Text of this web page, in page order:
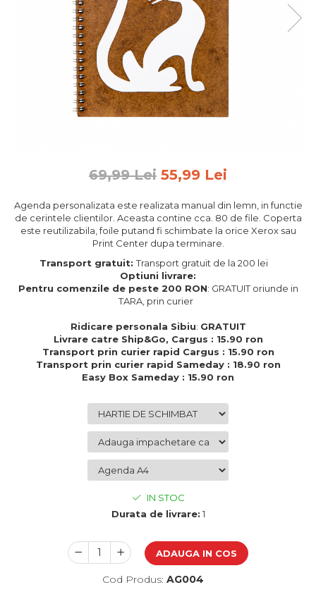
Tablouri personalizate
Diplome si Plachete
Rame foto din lemn
Camion din lemn
Aromaterapie
Papioane din lemn
Decoratiuni pentru casa
Genti si portofele barbati din
Cadouri de Paste
Produse personalizate pentru
nunti si botezuri
Cadouri personalizate pentru
Cadouri pentru profesori
Cadouri pentru mama
Cadouri pentru tata
Cadouri pentru cea mai buna
69,99 Lei 55,99 Lei
Agenda personalizata este realizata manual din lemn, in functie
de cerintele clientilor. Aceasta contine cca. 80 de file. Coperta
este reutilizabila, foile putand fi schimbate la orice Xerox sau
Print Center dupa terminare.
Transport gratuit:Transport gratuit de la 200 lei
Optiuni livrare:
Pentru comenzile de peste 200 RON: GRATUIT oriunde in
TARA, prin curier
Ridicare personala Sibiu: GRATUIT
Livrare catre Ship&Go, Cargus : 15.90 ron
Transport prin curier rapid Cargus : 15.90 ron
Transport prin curier rapid Sameday : 18.90 ron
Easy Box Sameday : 15.90 ron
IN STOC
Durata de livrare: 1
ADAUGA IN COS
Cod Produs: AG004